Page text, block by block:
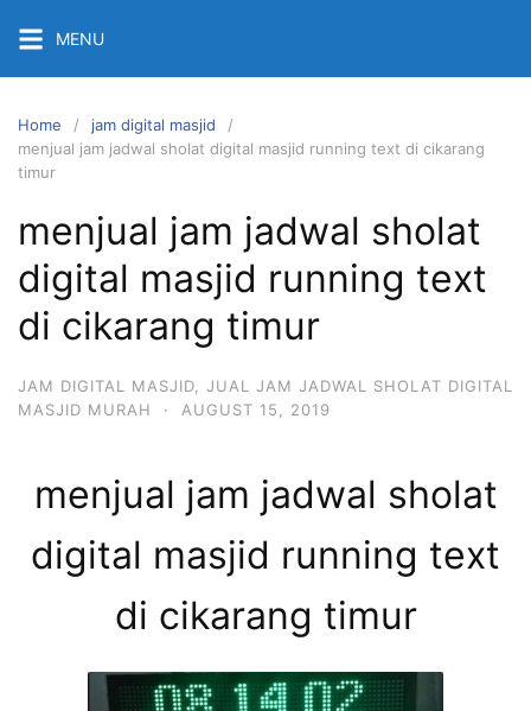
content
MENU
Home
jam digital masjid
menjual jam jadwal sholat digital masjid running text di cikarang
timur
menjual jam jadwal sholat
digital masjid running text
di cikarang timur
JAM DIGITAL MASJID
JUAL JAM JADWAL SHOLAT DIGITAL
MASJID MURAH
· AUGUST 15, 2019
menjual jam jadwal sholat
digital masjid running text
di cikarang timur